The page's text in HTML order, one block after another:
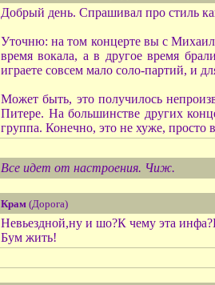
Добрый день. Спрашивал про стиль
Уточню: на том концерте вы с
время вокала, а в другое время
играете совсем мало соло-партий, и
Может быть, это получилось
Питере. На большинстве других
группа. Конечно, это не хуже,
Все идет от настроения. Чиж.
Крам (Дорога)
Невьездной,ну и шо?К чему эта
Бум жить!